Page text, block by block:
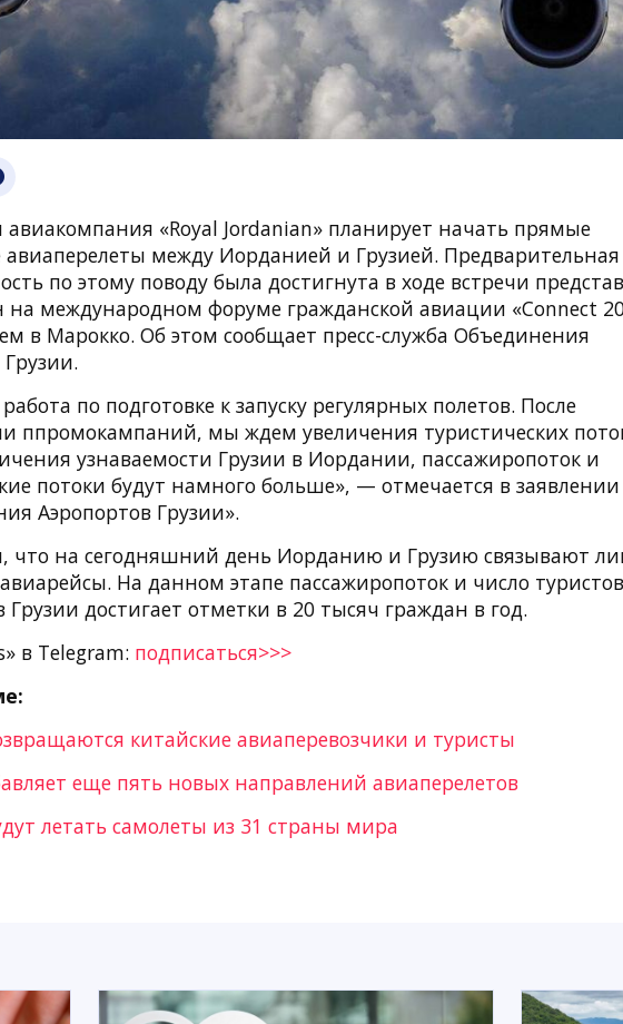
авиакомпания «Royal Jordanian» планирует начать прямые
авиаперелеты между Иорданией и Грузией. Предварительная
по этому поводу была достигнута в ходе встречи
на международном форуме гражданской авиации «Connect
в Марокко. Об этом сообщает пресс-служба Объединения
по подготовке к запуску регулярных полетов. После
ппромокампаний, мы ждем увеличения туристических
узнаваемости Грузии в Иордании, пассажиропоток и
потоки будут намного больше», — отмечается в заявлении
Аэропортов Грузии».
что на сегодняшний день Иорданию и Грузию связывают
На данном этапе пассажиропоток и число
достигает отметки в 20 тысяч граждан в год.
в Telegram: подписаться>>>
китайские авиаперевозчики и туристы
еще пять новых направлений авиаперелетов
летать самолеты из 31 страны мира